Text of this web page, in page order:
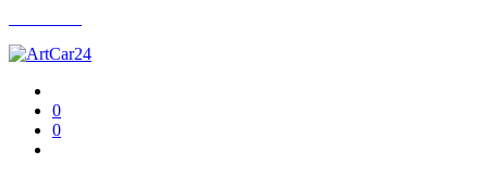
0
0